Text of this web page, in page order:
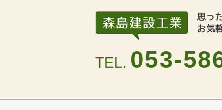
TEL. 053-